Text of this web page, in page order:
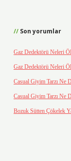
Son yorumlar
Gaz Dedektörü Neleri
Gaz Dedektörü Neleri
Casual Giyim Tarzı Ne
Casual Giyim Tarzı Ne
Bozuk Sütten Çökelek